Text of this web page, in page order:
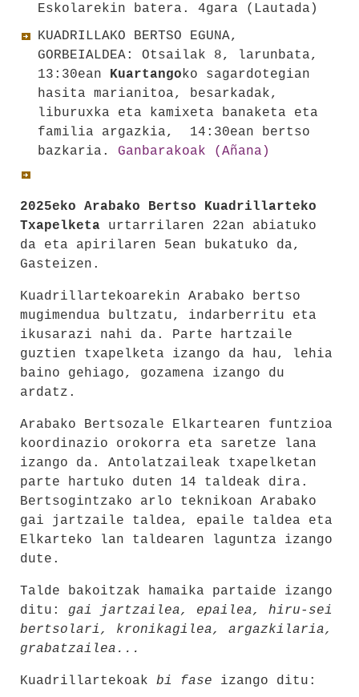
Eskolarekin batera. 4gara (Lautada)
KUADRILLAKO BERTSO EGUNA,
GORBEIALDEA: Otsailak 8, larunbata,
13:30ean Kuartangoko sagardotegian
hasita marianitoa, besarkadak,
liburuxka eta kamixeta banaketa eta
familia argazkia, 14:30ean bertso
bazkaria. Ganbarakoak (Añana)
2025eko Arabako Bertso Kuadrillarteko
Txapelketaurtarrilaren 22an abiatuko
da eta apirilaren 5ean bukatuko da,
Gasteizen.
Kuadrillartekoarekin Arabako bertso
mugimendua bultzatu, indarberritu eta
ikusarazi nahi da. Parte hartzaile
guztien txapelketa izango da hau, lehia
baino gehiago, gozamena izango du
ardatz.
Arabako Bertsozale Elkartearen funtzioa
koordinazio orokorra eta saretze lana
izango da. Antolatzaileak txapelketan
parte hartuko duten 14 taldeak dira.
Bertsogintzako arlo teknikoan Arabako
gai jartzaile taldea, epaile taldea eta
Elkarteko lan taldearen laguntza izango
dute.
Talde bakoitzak hamaika partaide izango
ditu: gai jartzailea, epailea, hiru-sei
bertsolari, kronikagilea, argazkilaria,
grabatzailea...
Kuadrillartekoak bi fase izango ditu: